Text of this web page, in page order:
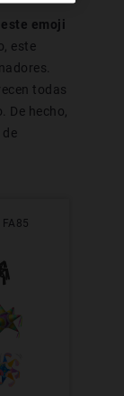
este emoji
este
todas
De hecho,